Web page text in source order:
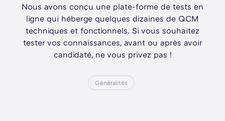
Nous avons conçu une plate-forme de tests en
ligne qui héberge quelques dizaines de QCM
techniques et fonctionnels. Si vous souhaitez
tester vos connaissances, avant ou après avoir
candidaté, ne vous privez pas !
Généralités